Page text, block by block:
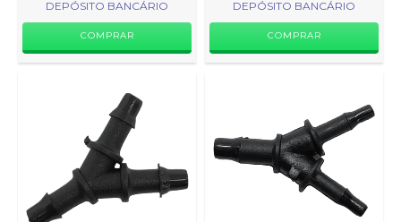
DEPÓSITO BANCÁRIO
DEPÓSITO BANCÁRIO